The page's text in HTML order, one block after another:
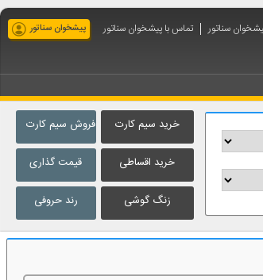
پیشخوان سناتور سناتور تماس با پیشخوان سناتور
فروش سیم کارت
قیمت گذاری
رند حروفی
خرید سیم کارت
خرید اقساطی
زنگ گوشی